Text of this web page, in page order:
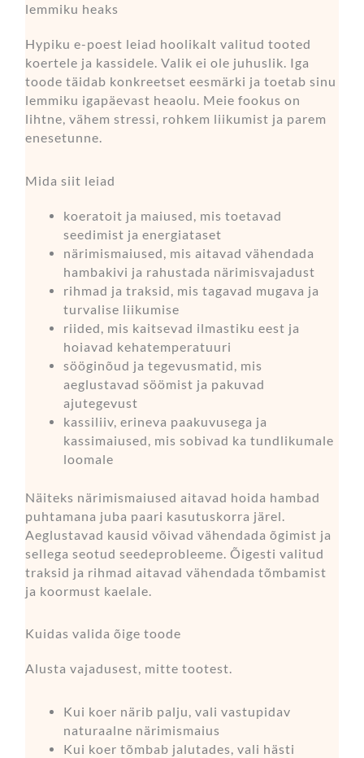
lemmiku heaks
Hypiku e-poest leiad hoolikalt valitud tooted
koertele ja kassidele. Valik ei ole juhuslik. Iga
toode täidab konkreetset eesmärki ja toetab sinu
lemmiku igapäevast heaolu. Meie fookus on
lihtne, vähem stressi, rohkem liikumist ja parem
enesetunne.
Mida siit leiad
koeratoit ja maiused, mis toetavad
seedimist ja energiataset
närimismaiused, mis aitavad vähendada
hambakivi ja rahustada närimisvajadust
rihmad ja traksid, mis tagavad mugava ja
turvalise liikumise
riided, mis kaitsevad ilmastiku eest ja
hoiavad kehatemperatuuri
sööginõud ja tegevusmatid, mis
aeglustavad söömist ja pakuvad
ajutegevust
kassiliiv, erineva paakuvusega ja
kassimaiused, mis sobivad ka tundlikumale
loomale
Näiteks närimismaiused aitavad hoida hambad
puhtamana juba paari kasutuskorra järel.
Aeglustavad kausid võivad vähendada õgimist ja
sellega seotud seedeprobleeme. Õigesti valitud
traksid ja rihmad aitavad vähendada tõmbamist
ja koormust kaelale.
Kuidas valida õige toode
Alusta vajadusest, mitte tootest.
Kui koer närib palju, vali vastupidav
naturaalne närimismaius
Kui koer tõmbab jalutades, vali hästi